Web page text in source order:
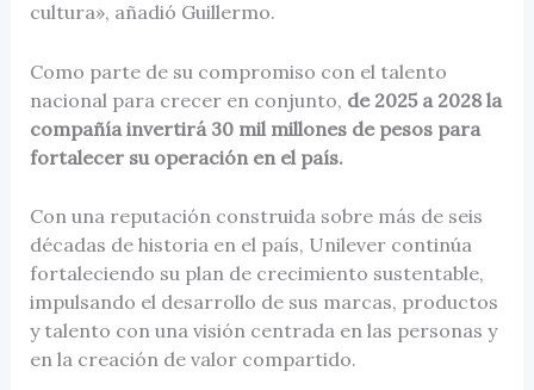
cultura», añadió Guillermo.
Como parte de su compromiso con el talento
nacional para crecer en conjunto, de 2025 a 2028 la
compañía invertirá 30 mil millones de pesos para
fortalecer su operación en el país.
Con una reputación construida sobre más de seis
décadas de historia en el país, Unilever continúa
fortaleciendo su plan de crecimiento sustentable,
impulsando el desarrollo de sus marcas, productos
y talento con una visión centrada en las personas y
en la creación de valor compartido.